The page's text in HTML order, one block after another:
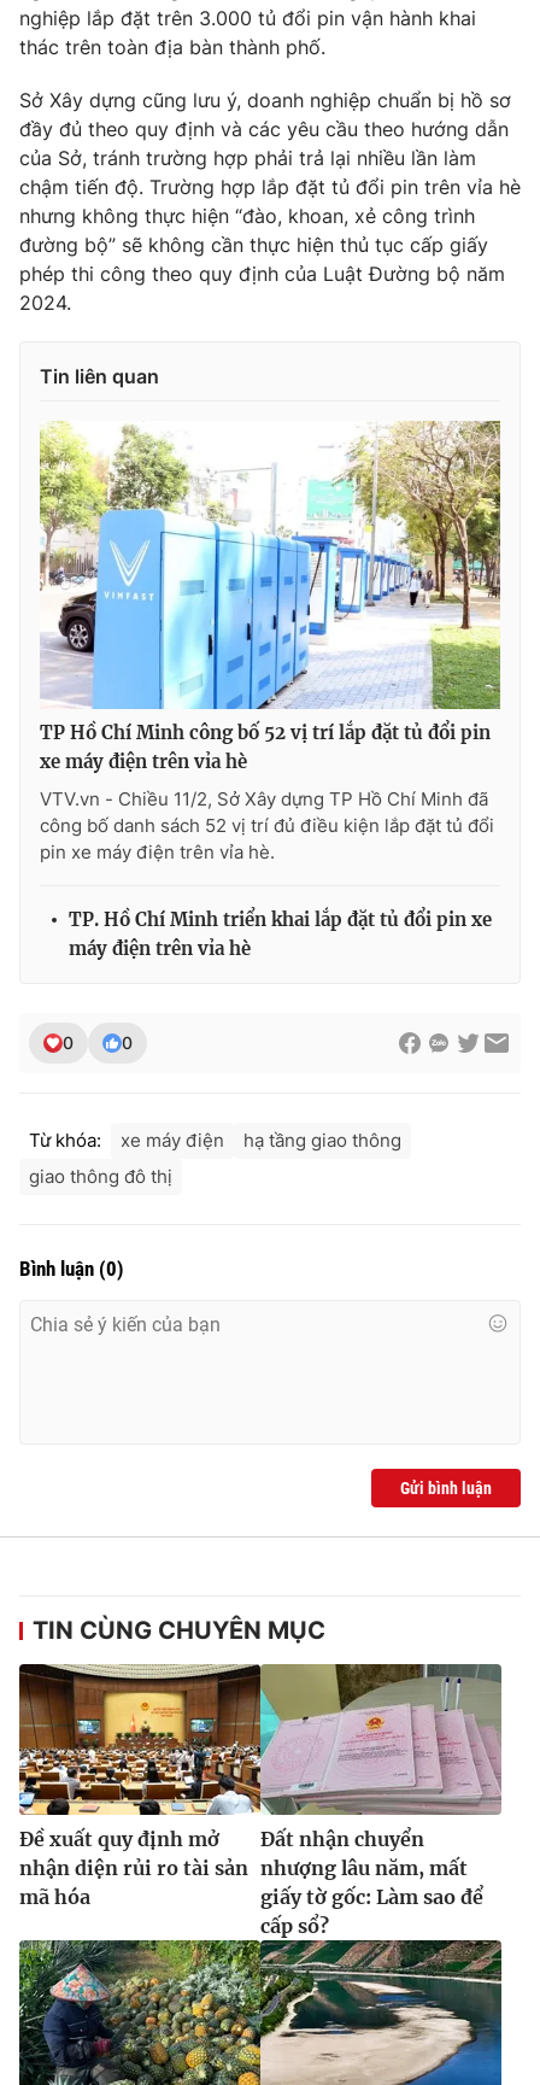
Ðiện thoại Thời báo VTV: 024.66 897 897
Email:toasoan@vtv.vn
® Cấm sao chép dưới mọi hình thức nếu không có sự chấp
thuận bằng văn bản. Ghi rõ nguồn VTV.vn khi phát hành lại
thông tin từ website này.
nghiệp lắp đặt trên 3.000 tủ đổi pin vận hành khai
thác trên toàn địa bàn thành phố.
Sở Xây dựng cũng lưu ý, doanh nghiệp chuẩn bị hồ sơ
đầy đủ theo quy định và các yêu cầu theo hướng dẫn
của Sở, tránh trường hợp phải trả lại nhiều lần làm
chậm tiến độ. Trường hợp lắp đặt tủ đổi pin trên vỉa hè
nhưng không thực hiện “đào, khoan, xẻ công trình
đường bộ” sẽ không cần thực hiện thủ tục cấp giấy
phép thi công theo quy định của Luật Đường bộ năm
2024.
Tin liên quan
TP Hồ Chí Minh công bố 52 vị trí lắp đặt tủ đổi pin
xe máy điện trên vỉa hè
VTV.vn - Chiều 11/2, Sở Xây dựng TP Hồ Chí Minh đã
công bố danh sách 52 vị trí đủ điều kiện lắp đặt tủ đổi
pin xe máy điện trên vỉa hè.
TP. Hồ Chí Minh triển khai lắp đặt tủ đổi pin xe
máy điện trên vỉa hè
0 0
Từ khóa: xe máy điện
hạ tầng giao thông
giao thông đô thị
Bình luận (0)
Gửi bình luận
TIN CÙNG CHUYÊN MỤC
Ðề xuất quy định mở
nhận diện rủi ro tài sản
mã hóa
Đất nhận chuyển
nhượng lâu năm, mất
giấy tờ gốc: Làm sao để
cấp sổ?